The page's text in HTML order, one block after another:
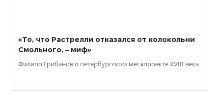
«То, что Растрелли отказался от колокольни
Смольного, – миф»
Филипп Грибанов о петербургском мегапроекте XVIII века